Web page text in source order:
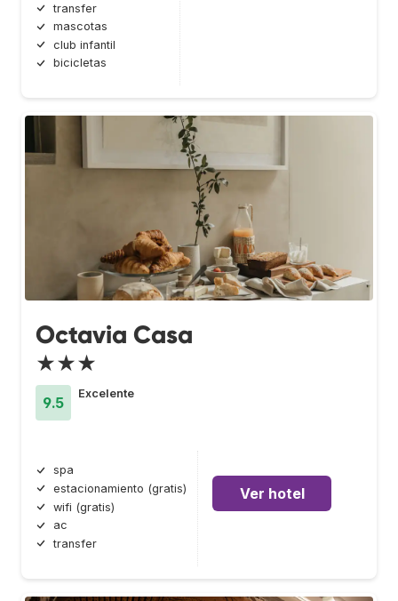
transfer
mascotas
club infantil
bicicletas
Octavia Casa
★★★
9.5
Excelente
spa
estacionamiento (gratis)
wifi (gratis)
ac
transfer
Ver hotel